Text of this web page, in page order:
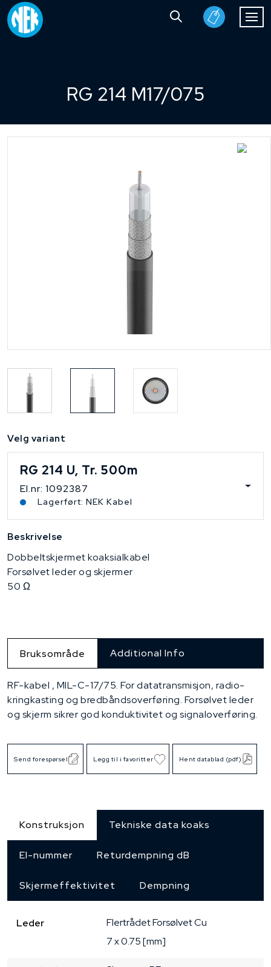
RG 214 M17/075
Velg variant
RG 214 U, Tr. 500m
El.nr: 1092387
Lagerført: NEK Kabel
Beskrivelse
Dobbeltskjermet koaksialkabel
Forsølvet leder og skjermer
50 Ω
Bruksområde Additional Info
RF-kabel , MIL-C-17/75. For datatransmisjon, radio-
kringkasting og bredbåndsoverføring. Forsølvet leder
og skjerm sikrer god konduktivitet og signaloverføring.
Send forespørsel Legg til i favoritter Hent datablad (pdf)
Konstruksjon Tekniske data koaks
El-nummer Returdempning dB
Skjermeffektivitet Dempning
Leder FlertrådetForsølvet Cu
7 x 0.75 [mm]